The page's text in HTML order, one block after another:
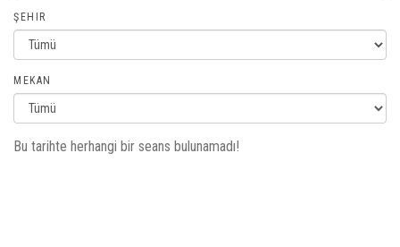
ŞEHIR
MEKAN
Bu tarihte herhangi bir seans bulunamadı!